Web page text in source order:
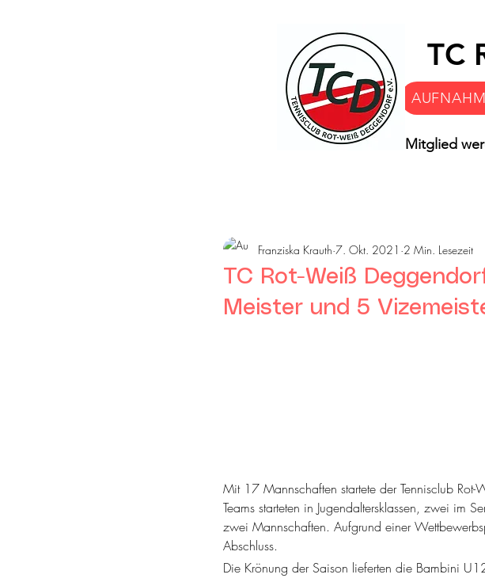
Start Verein Mitglied
TC
TC Rot-Weiß
Meister und 5
Franziska Krauth 7. Okt. 2021 2 Min. Lesezeit
Mit 17 Mannschaften startete der Tennisclub
Teams starteten in Jugendaltersklassen, zwei im
zwei Mannschaften. Aufgrund einer
Abschluss.
Die Krönung der Saison lieferten die Bambini